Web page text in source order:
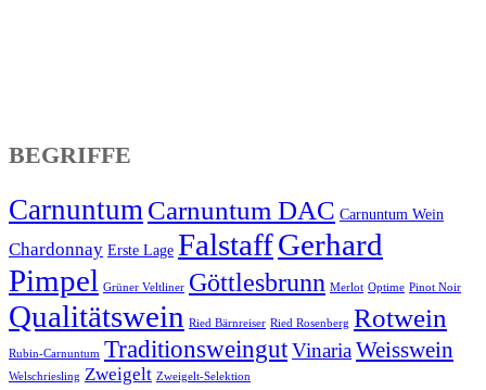
BEGRIFFE
CarnuntumCarnuntum DAC Carnuntum Wein
Chardonnay Erste Lage FalstaffGerhard
Pimpel Grüner Veltliner Göttlesbrunn Merlot Optime Pinot Noir
Qualitätswein Ried Bärnreiser Ried Rosenberg Rotwein
Rubin-Carnuntum TraditionsweingutVinariaWeisswein
Welschriesling Zweigelt Zweigelt-Selektion